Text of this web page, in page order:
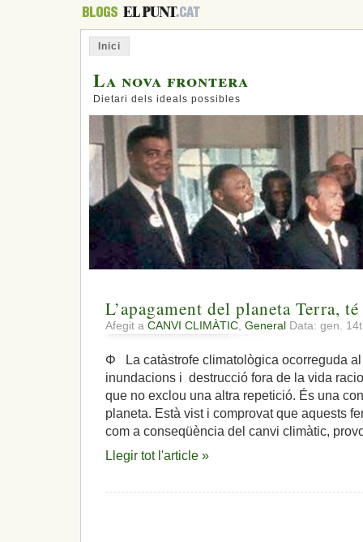
Inici
La nova frontera
Dietari dels ideals possibles
L’apagament del planeta Terra, té
Afegit a CANVI CLIMÀTIC General Data: gen.
Φ La catàstrofe climatològica ocorreguda
inundacions i destrucció fora de la vida
que no exclou una altra repetició. És una
planeta. Està vist i comprovat que aquests
com a conseqüència del canvi climàtic,
Llegir tot l'article »